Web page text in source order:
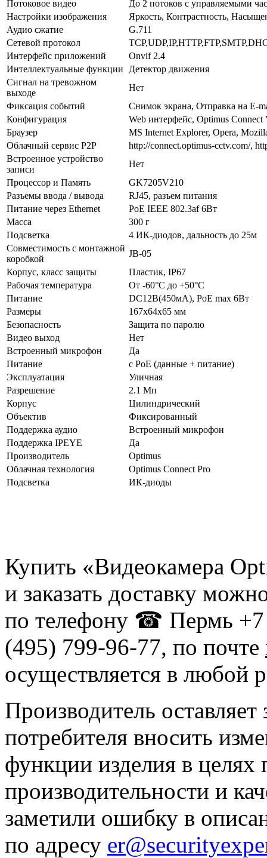
Потоковое видео
До 2 потоков с управляемыми
Настройки изображения
Яркость, Контрастность,
Аудио сжатие
G.711
Сетевой протокол
Интерфейс приложений
Onvif 2.4
Интеллектуальные функции
Детектор движения
Сигнал на тревожном
выходе
Нет
Фиксация событий
Снимок экрана, Отправка на E-
Конфигурация
Web интерфейс, Optimus Connect
Браузер
MS Internet Explorer, Opera,
Облачный сервис P2P
http://connect.optimus-cctv.com/,
Встроенное устройство
записи
Нет
Процессор и Память
GK7205V210
Разъемы ввода / вывода
RJ45, разъем питания
Питание через Ethernet
PoE IEEE 802.3af 6Вт
Масса
300 г
Подсветка
4 ИК-диодов, дальность до 25м
Совместимость с монтажной
коробкой
JB-05
Корпус, класс защиты
Пластик, IP67
Рабочая температура
От -60°С до +50°С
Питание
DC12В(450мА), PoE max 6Вт
Размеры
167х64х65 мм
Безопасность
Защита по паролю
Видео выход
Нет
Встроенный микрофон
Да
Питание
с PoE (данные + питание)
Эксплуатация
Уличная
Разрешение
2.1 Мп
Корпус
Цилиндрический
Объектив
Фиксированный
Поддержка аудио
Встроенный микрофон
Поддержка IPEYE
Да
Производитель
Optimus
Облачная технология
Optimus Connect Pro
Подсветка
ИК-диоды
Купить «Видеокамера
и заказать доставку
по телефону ☎ Пермь
(495) 799-96-77, по почте
осуществляется в любой
Производитель
потребителя вносить
функции изделия в
производительности и
заметили ошибку в
по адресу